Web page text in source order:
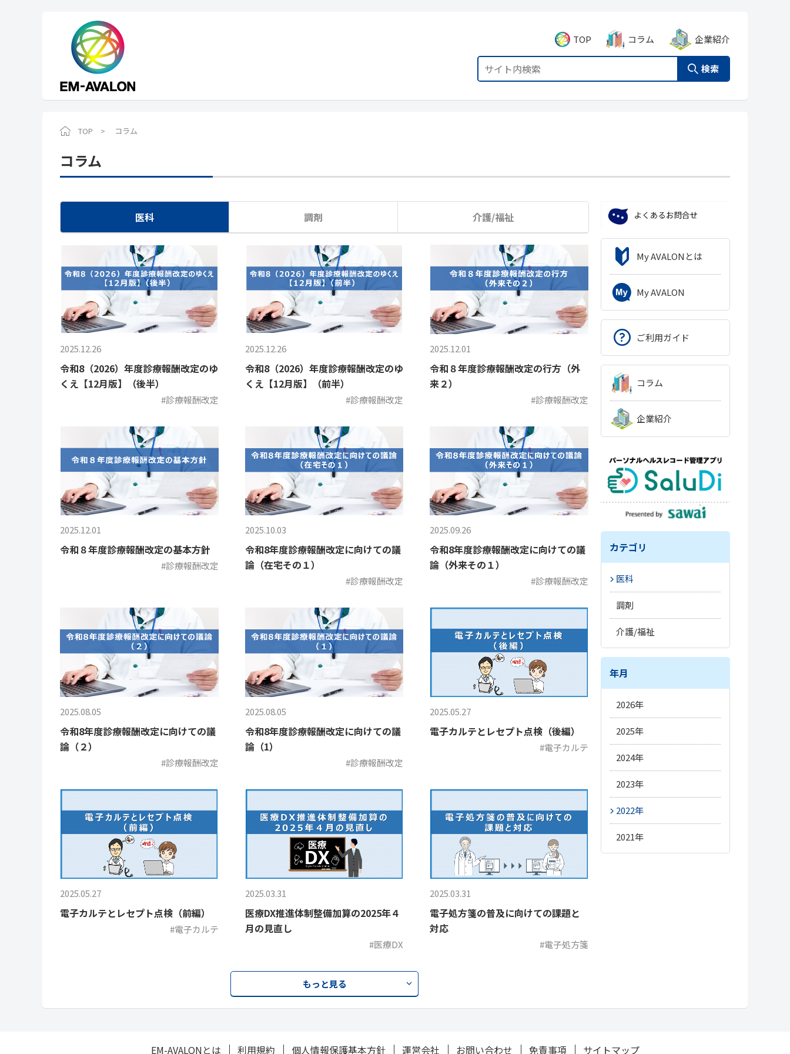
TOP コラム 企業紹介
検索
TOP コラム
コラム
医科 調剤 介護/福祉
2025.12.26
令和8（2026）年度診療報酬改定のゆ
くえ【12月版】（後半）
#診療報酬改定
2025.12.26
令和8（2026）年度診療報酬改定のゆ
くえ【12月版】（前半）
#診療報酬改定
2025.12.01
令和８年度診療報酬改定の行方（外
来２）
#診療報酬改定
2025.12.01
令和８年度診療報酬改定の基本方針
#診療報酬改定
2025.10.03
令和8年度診療報酬改定に向けての議
論（在宅その１）
#診療報酬改定
2025.09.26
令和8年度診療報酬改定に向けての議
論（外来その１）
#診療報酬改定
2025.08.05
令和8年度診療報酬改定に向けての議
論（２）
#診療報酬改定
2025.08.05
令和8年度診療報酬改定に向けての議
論（1）
#診療報酬改定
2025.05.27
電子カルテとレセプト点検（後編）
#電子カルテ
2025.05.27
電子カルテとレセプト点検（前編）
#電子カルテ
2025.03.31
医療DX推進体制整備加算の2025年４
月の見直し
#医療DX
2025.03.31
電子処方箋の普及に向けての課題と
対応
#電子処方箋
もっと見る
My AVALONとは
My AVALON
ご利用ガイド
コラム
企業紹介
カテゴリ
医科
#トレンド
#開業準備
#改定情報
#新薬情報
#電子処方箋
#オンライン資格確認
#オンライン診療
#医療DX
#電子カルテ
#経営
#レセプト
#診療報酬改定
調剤
#トレンド
#薬局経営
#改定情報
#電子処方箋
#オンライン服薬指導
#薬局DX
#人材/キャリア
#物流
介護/福祉
#トレンド
#施設経営
#人材情報
#改定情報
#介護DX
年月
2026年
3月
2025年
12月
10月
9月
8月
2024年
12月
11月
10月
2023年
12月
11月
2022年
12月
2021年
12月
EM-AVALONとは 利用規約 個人情報保護基本方針 運営会社 お問い合わせ 免責事項 サイトマップ